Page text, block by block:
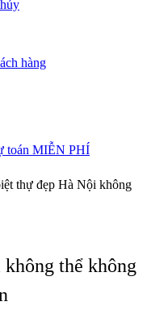
hàng
toán MIỄN PHÍ
thự đẹp Hà Nội không
thể không